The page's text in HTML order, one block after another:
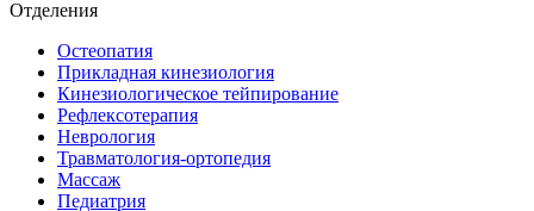
Отделения
Остеопатия
Прикладная кинезиология
Кинезиологическое тейпирование
Рефлексотерапия
Неврология
Травматология-ортопедия
Массаж
Педиатрия